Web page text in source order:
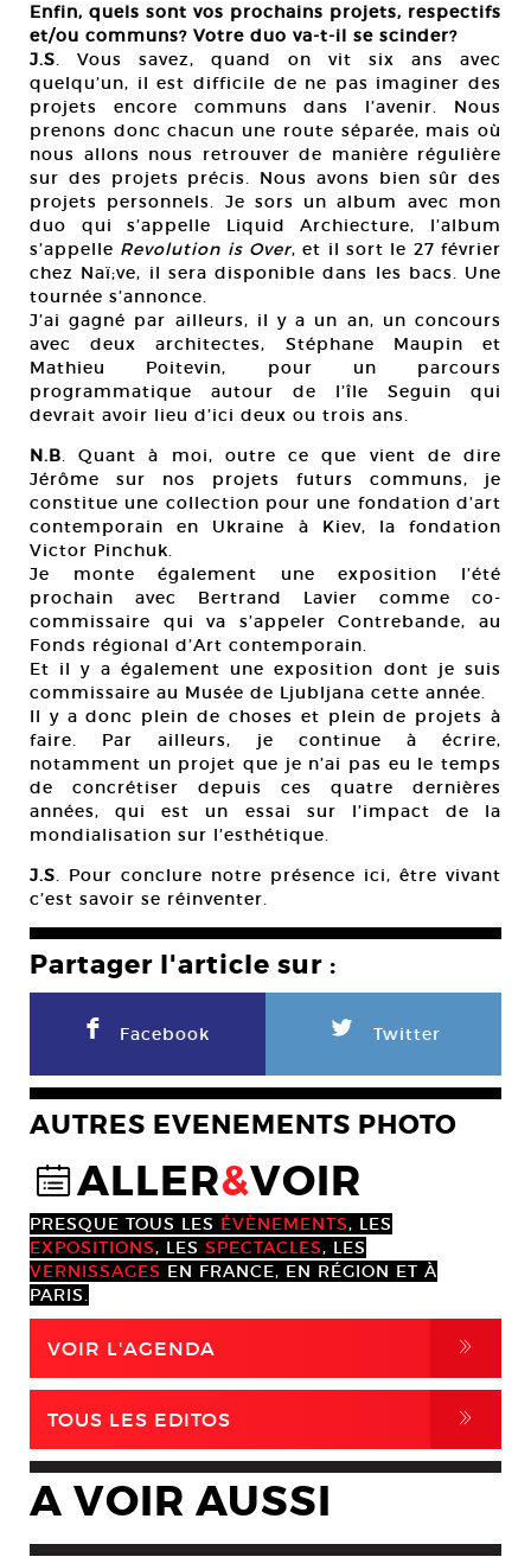
Enfin, quels sont vos prochains projets, respectifs
et/ou communs? Votre duo va-t-il se scinder?
J.S. Vous savez, quand on vit six ans avec
quelqu’un, il est difficile de ne pas imaginer des
projets encore communs dans l’avenir. Nous
prenons donc chacun une route séparée, mais où
nous allons nous retrouver de manière régulière
sur des projets précis. Nous avons bien sûr des
projets personnels. Je sors un album avec mon
duo qui s’appelle Liquid Archiecture, l’album
s’appelle Revolution is Over, et il sort le 27 février
chez Naï;ve, il sera disponible dans les bacs. Une
tournée s’annonce.
J’ai gagné par ailleurs, il y a un an, un concours
avec deux architectes, Stéphane Maupin et
Mathieu Poitevin, pour un parcours
programmatique autour de l’île Seguin qui
devrait avoir lieu d’ici deux ou trois ans.
N.B. Quant à moi, outre ce que vient de dire
Jérôme sur nos projets futurs communs, je
constitue une collection pour une fondation d’art
contemporain en Ukraine à Kiev, la fondation
Victor Pinchuk.
Je monte également une exposition l’été
prochain avec Bertrand Lavier comme co-
commissaire qui va s’appeler Contrebande, au
Fonds régional d’Art contemporain.
Et il y a également une exposition dont je suis
commissaire au Musée de Ljubljana cette année.
Il y a donc plein de choses et plein de projets à
faire. Par ailleurs, je continue à écrire,
notamment un projet que je n’ai pas eu le temps
de concrétiser depuis ces quatre dernières
années, qui est un essai sur l’impact de la
mondialisation sur l’esthétique.
J.S. Pour conclure notre présence ici, être vivant
c’est savoir se réinventer.
Partager l'article sur :
F Facebook L Twitter
AUTRES EVENEMENTS PHOTO
@ALLER&VOIR
PRESQUE TOUS LES ÉVÈNEMENTS, LES
EXPOSITIONS, LES SPECTACLES, LES
VERNISSAGES EN FRANCE, EN RÉGION ET À
PARIS.
VOIR L'AGENDA ,
TOUS LES EDITOS ,
A VOIR AUSSI